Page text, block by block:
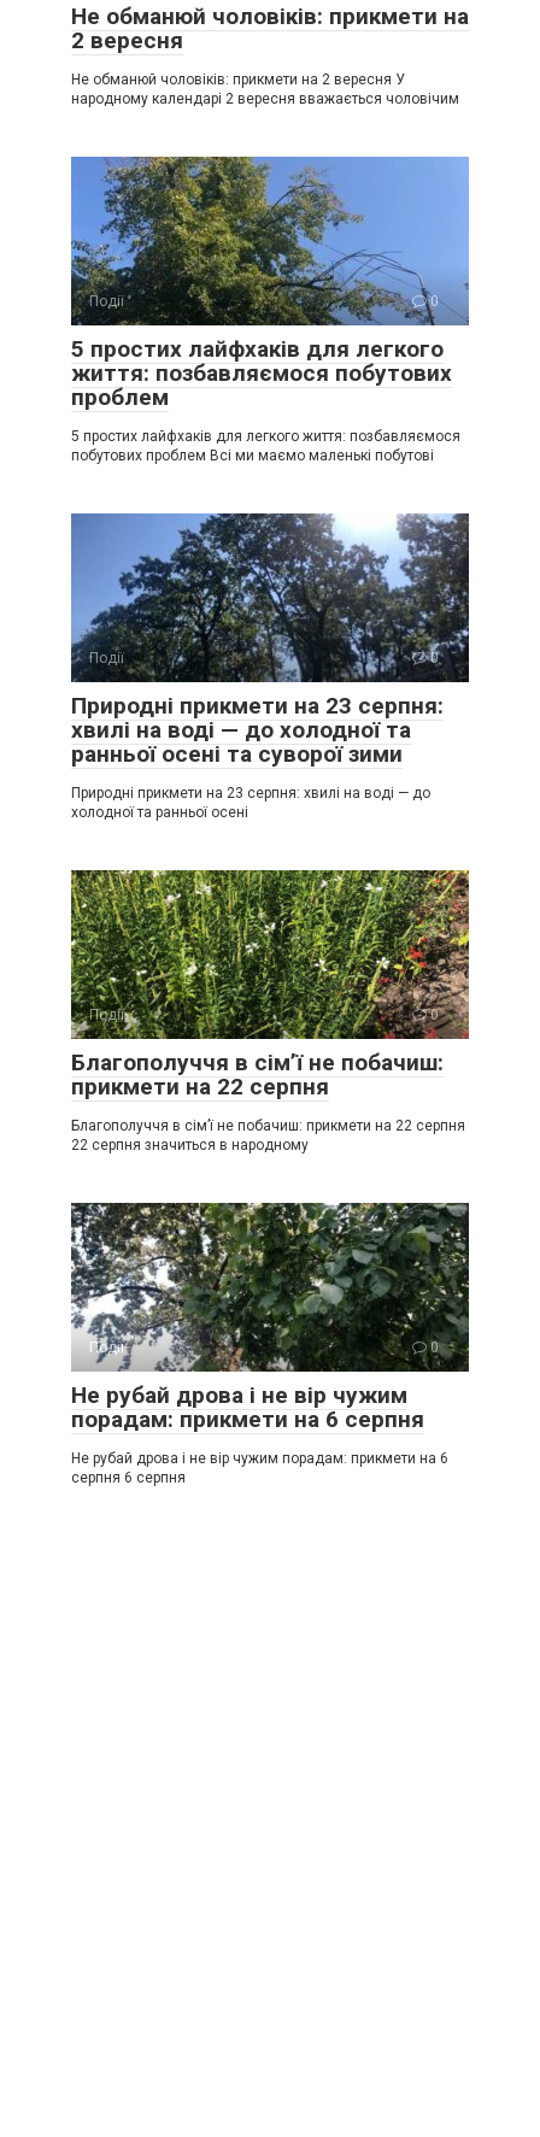
Не обманюй чоловіків: прикмети на
2 вересня
Не обманюй чоловіків: прикмети на 2 вересня У
народному календарі 2 вересня вважається чоловічим
Події 0
5 простих лайфхаків для легкого
життя: позбавляємося побутових
проблем
5 простих лайфхаків для легкого життя: позбавляємося
побутових проблем Всі ми маємо маленькі побутові
Події 0
Природні прикмети на 23 серпня:
хвилі на воді — до холодної та
ранньої осені та суворої зими
Природні прикмети на 23 серпня: хвилі на воді — до
холодної та ранньої осені
Події 0
Благополуччя в сім’ї не побачиш:
прикмети на 22 серпня
Благополуччя в сім’ї не побачиш: прикмети на 22 серпня
22 серпня значиться в народному
Події 0
Не рубай дрова і не вір чужим
порадам: прикмети на 6 серпня
Не рубай дрова і не вір чужим порадам: прикмети на 6
серпня 6 серпня